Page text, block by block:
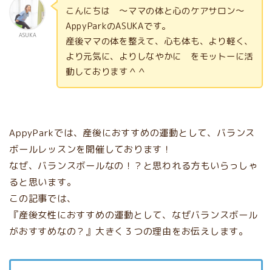
ASUKA
こんにちは 〜ママの体と心のケアサロン〜
AppyParkのASUKAです。
産後ママの体を整えて、心も体も、より軽く、
より元気に、よりしなやかに をモットーに活
動しております＾＾
AppyParkでは、産後におすすめの運動として、バランス
ボールレッスンを開催しております！
なぜ、バランスボールなの！？と思われる方もいらっしゃ
ると思います。
この記事では、
『産後女性におすすめの運動として、なぜバランスボール
がおすすめなの？』大きく３つの理由をお伝えします。